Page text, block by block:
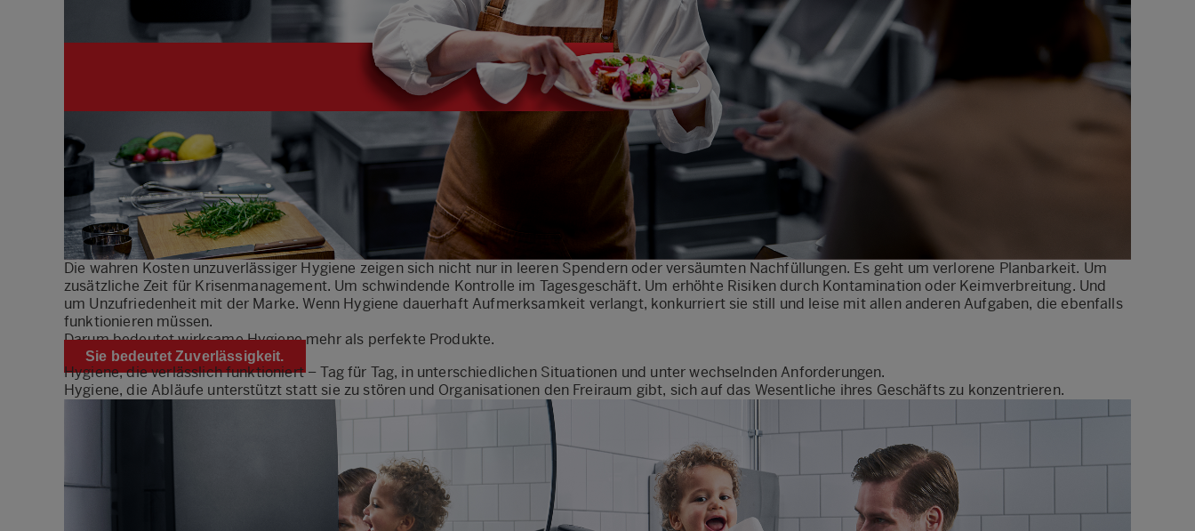
Die wahren Kosten unzuverlässiger Hygiene zeigen sich nicht nur in leeren Spendern oder versäumten Nachfüllungen. Es geht um verlorene Planbarkeit. Um
zusätzliche Zeit für Krisenmanagement. Um schwindende Kontrolle im Tagesgeschäft. Um erhöhte Risiken durch Kontamination oder Keimverbreitung. Und
um Unzufriedenheit mit der Marke. Wenn Hygiene dauerhaft Aufmerksamkeit verlangt, konkurriert sie still und leise mit allen anderen Aufgaben, die ebenfalls
funktionieren müssen.
Darum bedeutet wirksame Hygiene mehr als perfekte Produkte.
Sie bedeutet Zuverlässigkeit.
Hygiene, die verlässlich funktioniert – Tag für Tag, in unterschiedlichen Situationen und unter wechselnden Anforderungen.
Hygiene, die Abläufe unterstützt statt sie zu stören und Organisationen den Freiraum gibt, sich auf das Wesentliche ihres Geschäfts zu konzentrieren.